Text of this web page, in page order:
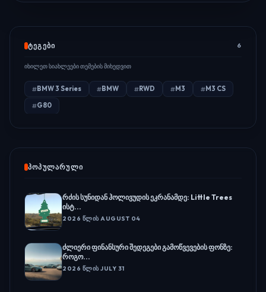
ᲢᲔᲒᲔᲑᲘ 6
იხილეთ სიახლეები თემების მიხედვით
BMW 3 Series BMW RWD M3
M3 CS
G80
ᲞᲝᲞᲣᲚᲐᲠᲣᲚᲘ
რძის სუნიდან ჰოლივუდის ეკრანამდე: Little Trees
ისტ...
2026 ᲬᲚᲘᲡ AUGUST 04
ძლიერი ფინანსური შედეგები გამოწვევების ფონზე:
როგო...
2026 ᲬᲚᲘᲡ JULY 31